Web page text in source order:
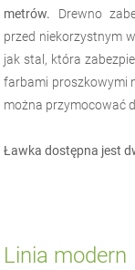
metrów. Drewno
przed niekorzystnym
jak stal, która
farbami proszkowymi
można przymocować
Ławka dostępna jest
Linia modern